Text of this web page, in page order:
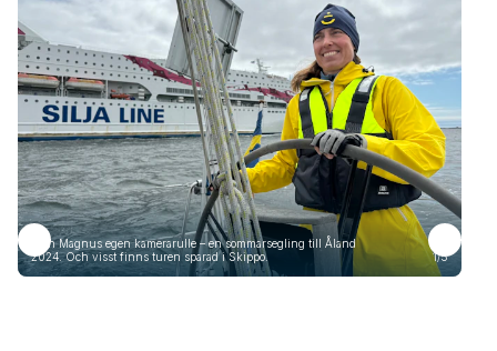
Från Magnus egen kamerarulle – en sommarsegling till Åland
2024. Och visst finns turen sparad i Skippo.
1/5